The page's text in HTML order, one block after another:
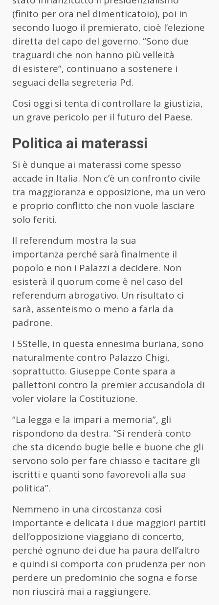
(finito per ora nel dimenticatoio), poi in
secondo luogo il premierato, cioè l’elezione
diretta del capo del governo. “Sono due
traguardi che non hanno più velleità
di esistere”, continuano a sostenere i
seguaci della segreteria Pd.
Così oggi si tenta di controllare la giustizia,
un grave pericolo per il futuro del Paese.
Politica ai materassi
Si è dunque ai materassi come spesso
accade in Italia. Non c’è un confronto civile
tra maggioranza e opposizione, ma un vero
e proprio conflitto che non vuole lasciare
solo feriti.
Il referendum mostra la sua
importanza perché sarà finalmente il
popolo e non i Palazzi a decidere. Non
esisterà il quorum come è nel caso del
referendum abrogativo. Un risultato ci
sarà, assenteismo o meno a farla da
padrone.
I 5Stelle, in questa ennesima buriana, sono
naturalmente contro Palazzo Chigi,
soprattutto. Giuseppe Conte spara a
pallettoni contro la premier accusandola di
voler violare la Costituzione.
“La legga e la impari a memoria”, gli
rispondono da destra. “Si renderà conto
che sta dicendo bugie belle e buone che gli
servono solo per fare chiasso e tacitare gli
iscritti e quanti sono favorevoli alla sua
politica”.
Nemmeno in una circostanza così
importante e delicata i due maggiori partiti
dell’opposizione viaggiano di concerto,
perché ognuno dei due ha paura dell’altro
e quindi si comporta con prudenza per non
perdere un predominio che sogna e forse
non riuscirà mai a raggiungere.